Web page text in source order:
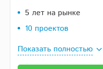
5 лет на рынке
10 проектов
Показать полностью